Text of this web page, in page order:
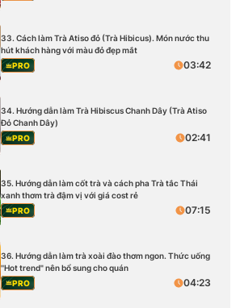
33. Cách làm Trà Atiso đỏ (Trà Hibicus). Món nước thu
hút khách hàng với màu đỏ đẹp mắt
PRO
03:42
34. Hướng dẫn làm Trà Hibiscus Chanh Dây (Trà Atiso
Đỏ Chanh Dây)
PRO
02:41
35. Hướng dẫn làm cốt trà và cách pha Trà tắc Thái
xanh thơm trà đậm vị với giá cost rẻ
PRO
07:15
36. Hướng dẫn làm trà xoài đào thơm ngon. Thức uống
''Hot trend" nên bổ sung cho quán
PRO
04:23